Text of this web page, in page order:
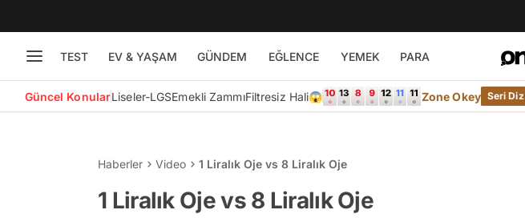
TEST EV & YAŞAM GÜNDEM EĞLENCE YEMEK PARA
Güncel KonularLiseler-LGSEmekli ZammıFiltresiz Hali😱 Zone Okey Seri Diz
Haberler Video 1 Liralık Oje vs 8 Liralık Oje
1 Liralık Oje vs 8 Liralık Oje